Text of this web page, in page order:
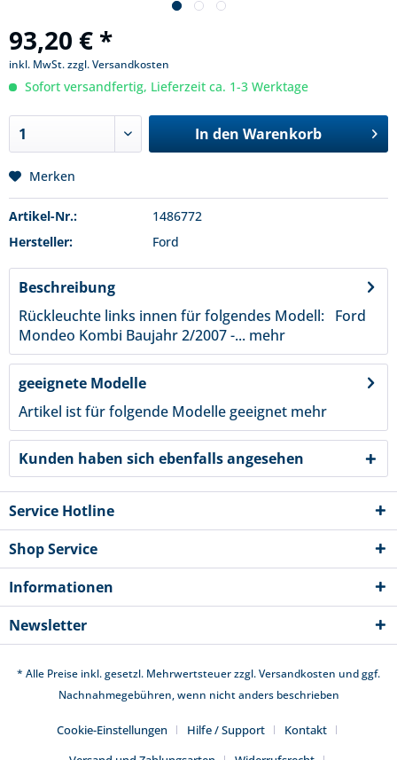
93,20 € *
inkl. MwSt.zzgl. Versandkosten
Sofort versandfertig, Lieferzeit ca. 1-3 Werktage
In den Warenkorb
Merken
Artikel-Nr.:
1486772
Hersteller:
Ford
Beschreibung
Rückleuchte links innen für folgendes Modell: Ford
Mondeo Kombi Baujahr 2/2007 -... mehr
geeignete Modelle
Artikel ist für folgende Modelle geeignet mehr
Kunden haben sich ebenfalls angesehen
Service Hotline
Shop Service
Informationen
Newsletter
* Alle Preise inkl. gesetzl. Mehrwertsteuer zzgl.Versandkosten und ggf.
Nachnahmegebühren, wenn nicht anders beschrieben
Cookie-Einstellungen Hilfe / Support
Kontakt